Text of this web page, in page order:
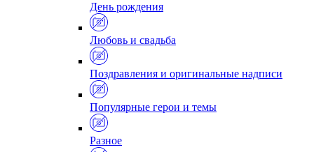
День рождения
Любовь и свадьба
Поздравления и оригинальные надписи
Популярные герои и темы
Разное